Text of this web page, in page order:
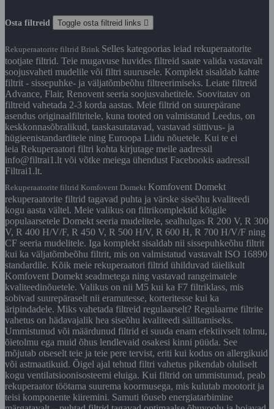
Osta filtreid Toggle osta filtreid links 
Rekuperaatorite filtrid Brink Selles kategoorias leiad rekuperaatorite
tootjate filtrid. Teie mugavuse huvides filtreid saate valida vastavalt
soojusvaheti mudelile või filtri suurusele. Komplekt sisaldab kahte
filtrit - sissepuhke- ja väljatõmbeõhu filtreerimiseks. Leiate filtreid
Advance, Flair, Renovent seeria soojusvahetitele. Soovitatav on
filtreid vahetada 2-3 korda aastas. Meie filtrid on suurepärane
asendus originaalfiltritele, kuna tooted on valmistatud Leedus, on
keskkonnasõbralikud, taaskasutatavad, vastavad süttivus- ja
hügieenistandarditele ning Euroopa Liidu nõuetele. Kui te ei
leia Rekuperaatori filtri kohta kirjutage meile aadressil
info@filtrai1.lt või võtke meiega ühendust Facebookis aadressil
Filtrai1.lt.
Rekuperaatorite filtrid Komfovent Domekt Komfovent Domekt
rekuperaatorite filtrid tagavad puhta ja värske siseõhu kvaliteedi
kogu aasta vältel. Meie valikus on filtrikomplektid kõigile
populaarsetele Domekt seeria mudelitele, sealhulgas R 200 V, R 300
V, R 400 H/V/F, R 450 V, R 500 H/V, R 600 H, R 700 H/V/F ning
CF seeria mudelitele. Iga komplekt sisaldab nii sissepuhkeõhu filtrit
kui ka väljatõmbeõhu filtrit, mis on valmistatud vastavalt ISO 16890
standardile. Kõik meie rekuperaatori filtrid ühilduvad täielikult
Komfovent Domekt seadmetega ning vastavad rangeimatele
kvaliteedinõuetele. Valikus on nii M5 kui ka F7 filtriklass, mis
sobivad suurepäraselt nii eramutesse, korteritesse kui ka
äripindadele. Miks vahetada filtreid regulaarselt? Regulaarne filtrite
vahetus on hädavajalik hea siseõhu kvaliteedi säilitamiseks.
Ummistunud või määrdunud filtrid ei suuda enam efektiivselt tolmu,
õietolmu ega muid õhus lendlevaid osakesi kinni püüda. See
mõjutab otseselt teie ja teie pere tervist, eriti kui kodus on allergikuid
või astmaatikuid. Õigel ajal tehtud filtri vahetus pikendab oluliselt
kogu ventilatsioonisosteemi eluiga. Kui filtrid on ummistunud, peab
rekuperaator töötama suurema koormusega, mis kulutab mootorit ja
teisi komponente kiiremini. Samuti tõuseb energiatarbimine